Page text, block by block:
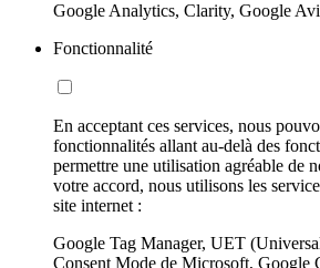
Google Analytics, Clarity, Google
Fonctionnalité
En acceptant ces services, nous
fonctionnalités allant au-delà des
permettre une utilisation agréable de
votre accord, nous utilisons les
site internet :
Google Tag Manager, UET
Consent Mode de Microsoft, Google